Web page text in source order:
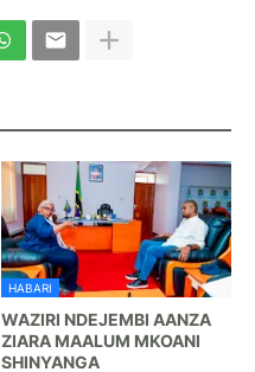
HABARI
WAZIRI NDEJEMBI AANZA
ZIARA MAALUM MKOANI
SHINYANGA